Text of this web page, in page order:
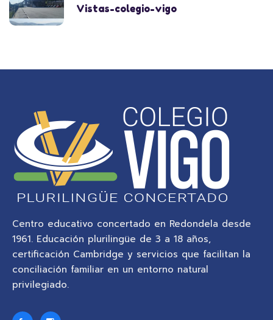
Vistas-colegio-vigo
Centro educativo concertado en Redondela desde
1961. Educación plurilingüe de 3 a 18 años,
certificación Cambridge y servicios que facilitan la
conciliación familiar en un entorno natural
privilegiado.